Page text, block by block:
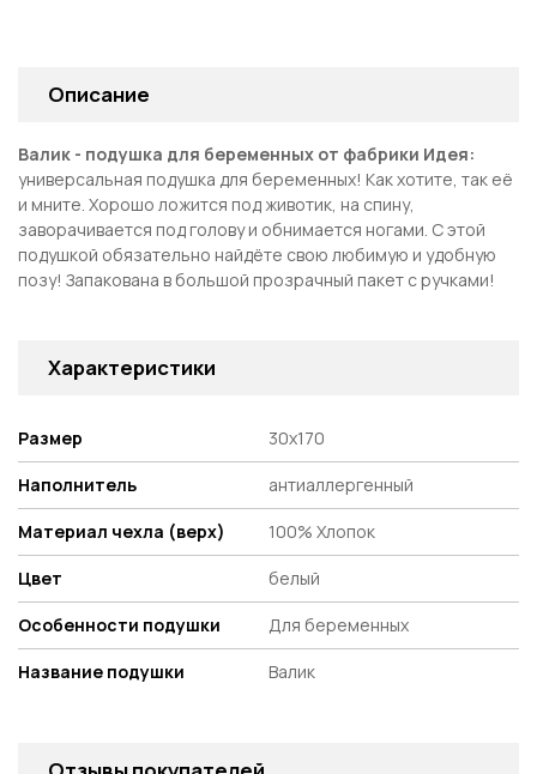
Описание
Валик - подушка для беременных от фабрики Идея:
универсальная подушка для беременных! Как хотите, так её
и мните. Хорошо ложится под животик, на спину,
заворачивается под голову и обнимается ногами. С этой
подушкой обязательно найдёте свою любимую и удобную
позу! Запакована в большой прозрачный пакет с ручками!
Характеристики
Размер 30х170
Наполнитель антиаллергенный
Материал чехла (верх) 100% Хлопок
Цвет белый
Особенности подушки Для беременных
Название подушки Валик